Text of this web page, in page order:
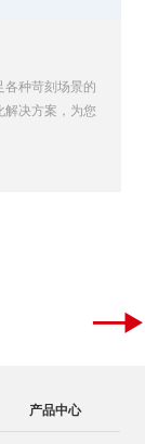
各种苛刻场景的
解决方案，为您

产品中心